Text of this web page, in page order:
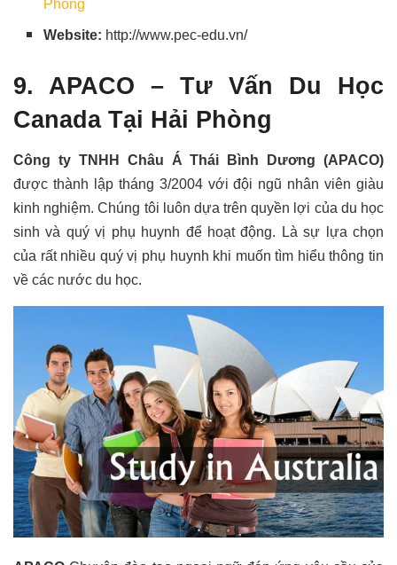
Phòng
Website: http://www.pec-edu.vn/
9. APACO – Tư Vấn Du Học
Canada Tại Hải Phòng
Công ty TNHH Châu Á Thái Bình Dương (APACO)
được thành lập tháng 3/2004 với đội ngũ nhân viên giàu
kinh nghiệm. Chúng tôi luôn dựa trên quyền lợi của du học
sinh và quý vị phụ huynh để hoạt động. Là sự lựa chọn
của rất nhiều quý vị phụ huynh khi muốn tìm hiểu thông tin
về các nước du học.